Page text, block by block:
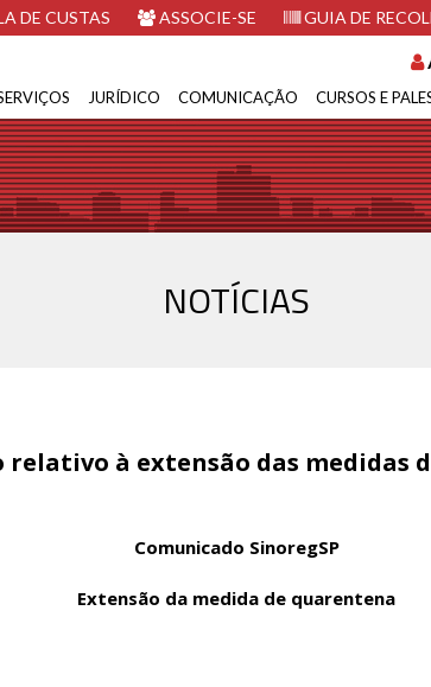
DE CUSTAS ASSOCIE-SE GUIA DE
JURÍDICO COMUNICAÇÃO CURSOS E
NOTÍCIAS
relativo à extensão das medidas
Comunicado SinoregSP
Extensão da medida de quarentena